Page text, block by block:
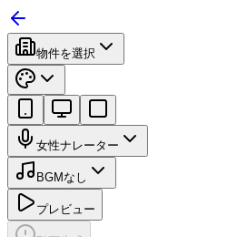
物件を選択
女性ナレーター
BGMなし
プレビュー